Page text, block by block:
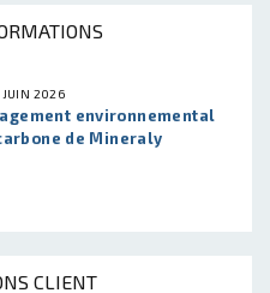
JUIN 2026
environnemental
de Mineraly
CLIENT